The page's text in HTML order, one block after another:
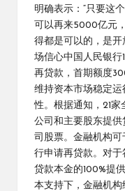
明确表示：“只要这
可以再来5000亿元
得都是可以的，是开
场信心中国人民银行
再贷款，首期额度
维持资本市场稳定运
性。根据通知，21
公司和主要股东提
司股票。金融机构
行申请再贷款。对
贷款本金的100%提
本支持下，金融机构